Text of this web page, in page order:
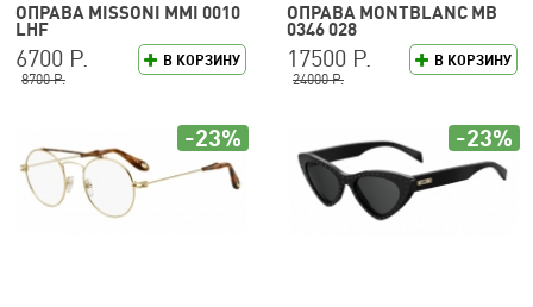
ОПРАВА MISSONI MMI 0010
LHF
В КОРЗИНУ
6700 Р.
8700 Р.
ОПРАВА MONTBLANC MB
0346 028
В КОРЗИНУ
17500 Р.
24000 Р.
-23% -23%